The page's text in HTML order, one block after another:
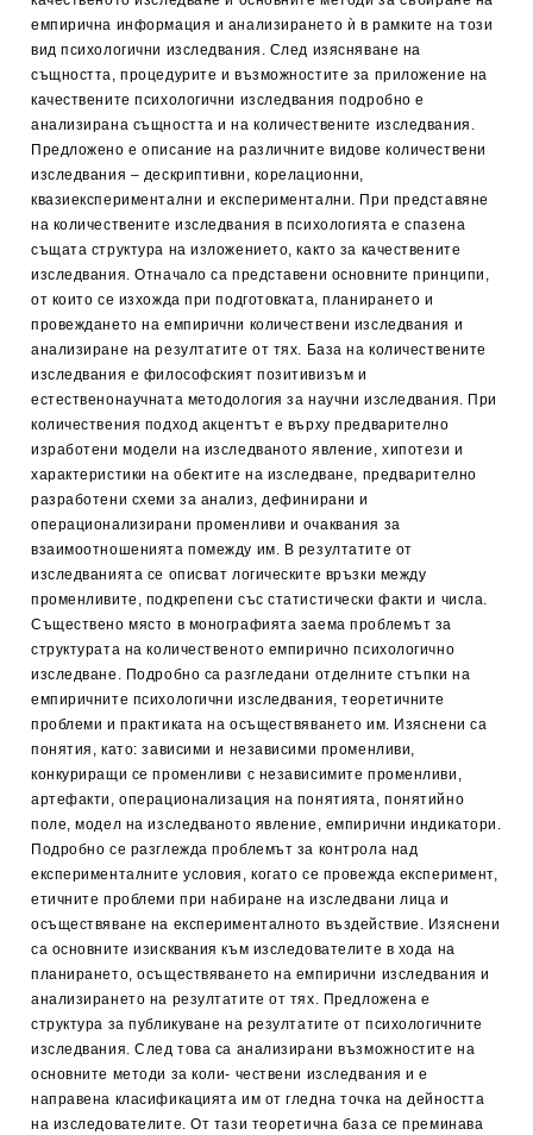
емпирична информация и анализирането ѝ в рамките на този
вид психологични изследвания. След изясняване на
същността, процедурите и възможностите за приложение на
качествените психологични изследвания подробно е
анализирана същността и на количествените изследвания.
Предложено е описание на различните видове количествени
изследвания – дескриптивни, корелационни,
квазиекспериментални и експериментални. При представяне
на количествените изследвания в психологията е спазена
същата структура на изложението, както за качествените
изследвания. Отначало са представени основните принципи,
от които се изхожда при подготовката, планирането и
провеждането на емпирични количествени изследвания и
анализиране на резултатите от тях. База на количествените
изследвания е философският позитивизъм и
естественонаучната методология за научни изследвания. При
количествения подход акцентът е върху предварително
изработени модели на изследваното явление, хипотези и
характеристики на обектите на изследване, предварително
разработени схеми за анализ, дефинирани и
операционализирани променливи и очаквания за
взаимоотношенията помежду им. В резултатите от
изследванията се описват логическите връзки между
променливите, подкрепени със статистически факти и числа.
Съществено място в монографията заема проблемът за
структурата на количественото емпирично психологично
изследване. Подробно са разгледани отделните стъпки на
емпиричните психологични изследвания, теоретичните
проблеми и практиката на осъществяването им. Изяснени са
понятия, като: зависими и независими променливи,
конкуриращи се променливи с независимите променливи,
артефакти, операционализация на понятията, понятийно
поле, модел на изследваното явление, емпирични индикатори.
Подробно се разглежда проблемът за контрола над
експерименталните условия, когато се провежда експеримент,
етичните проблеми при набиране на изследвани лица и
осъществяване на експерименталното въздействие. Изяснени
са основните изисквания към изследователите в хода на
планирането, осъществяването на емпирични изследвания и
анализирането на резултатите от тях. Предложена е
структура за публикуване на резултатите от психологичните
изследвания. След това са анализирани възможностите на
основните методи за коли- чествени изследвания и е
направена класификацията им от гледна точка на дейността
на изследователите. От тази теоретична база се преминава